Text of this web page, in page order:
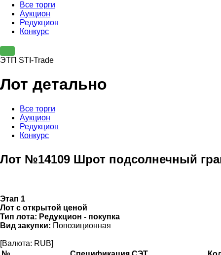
Все торги
Аукцион
Редукцион
Конкурс
ЭТП STI-Trade
Лот детально
Все торги
Аукцион
Редукцион
Конкурс
Лот №14109 Шрот подсолнечный
Этап 1
Лот с открытой ценой
Тип лота: Редукцион - покупка
Вид закупки: Попозиционная
[Валюта: RUB]